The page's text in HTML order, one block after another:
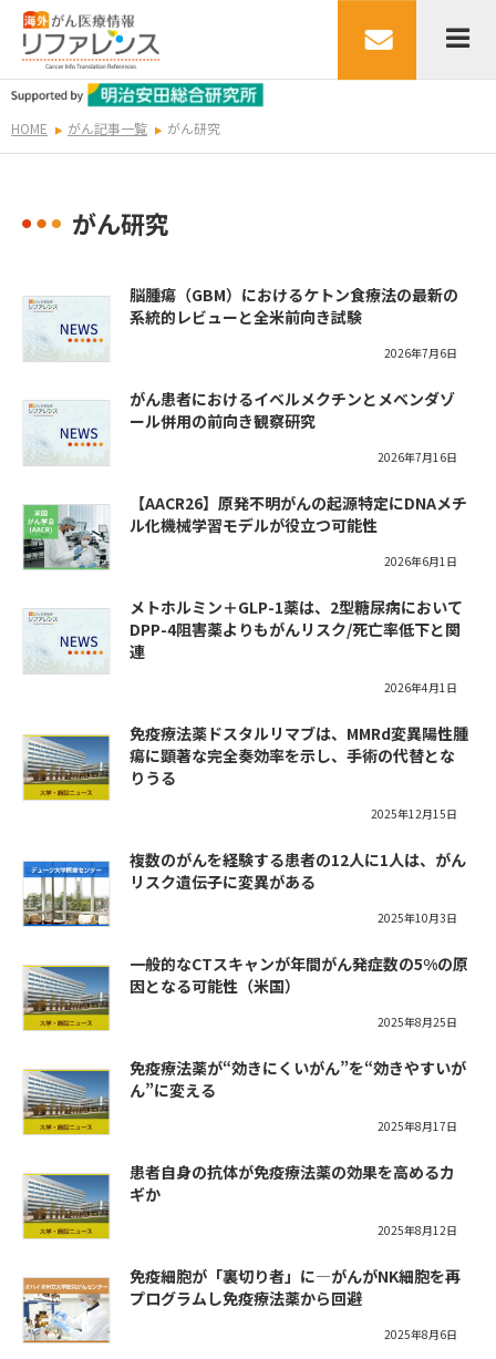
HOME がん記事一覧 がん研究
がん研究
脳腫瘍（GBM）におけるケトン食療法の最新の
系統的レビューと全米前向き試験
2026年7月6日
がん患者におけるイベルメクチンとメベンダゾ
ール併用の前向き観察研究
2026年7月16日
【AACR26】原発不明がんの起源特定にDNAメチ
ル化機械学習モデルが役立つ可能性
2026年6月1日
メトホルミン＋GLP-1薬は、2型糖尿病において
DPP-4阻害薬よりもがんリスク/死亡率低下と関
連
2026年4月1日
免疫療法薬ドスタルリマブは、MMRd変異陽性腫
瘍に顕著な完全奏効率を示し、手術の代替とな
りうる
2025年12月15日
複数のがんを経験する患者の12人に1人は、がん
リスク遺伝子に変異がある
2025年10月3日
一般的なCTスキャンが年間がん発症数の5%の原
因となる可能性（米国）
2025年8月25日
免疫療法薬が“効きにくいがん”を“効きやすいが
ん”に変える
2025年8月17日
患者自身の抗体が免疫療法薬の効果を高めるカ
ギか
2025年8月12日
免疫細胞が「裏切り者」に―がんがNK細胞を再
プログラムし免疫療法薬から回避
2025年8月6日